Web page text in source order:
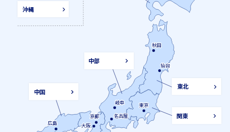
仙台
仙台
東京
東京
名古屋
名古屋
京都
京都
大阪
大阪
広島
広島
岐阜
岐阜
秋田
秋田
東北
関東
中部
中国
沖縄